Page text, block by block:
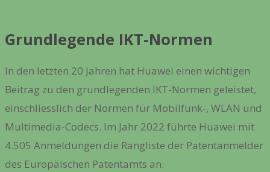
Grundlegende IKT-Normen
In den letzten 20 Jahren hat Huawei einen wichtigen
Beitrag zu den grundlegenden IKT-Normen geleistet,
einschliesslich der Normen für Mobilfunk-, WLAN und
Multimedia-Codecs. Im Jahr 2022 führte Huawei mit
4.505 Anmeldungen die Rangliste der Patentanmelder
des Europäischen Patentamts an.